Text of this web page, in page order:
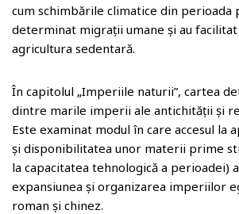
cum schimbările climatice din perioada
determinat migrații umane și au
agricultura sedentară.
În capitolul „Imperiile naturii”, cartea
dintre marile imperii ale antichității și
Este examinat modul în care accesul la
și disponibilitatea unor materii prime
la capacitatea tehnologică a perioadei)
expansiunea și organizarea imperiilor
roman și chinez.